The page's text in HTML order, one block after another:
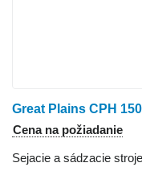
Great Plains CPH
Cena na požiadanie
Sejacie a sádzacie